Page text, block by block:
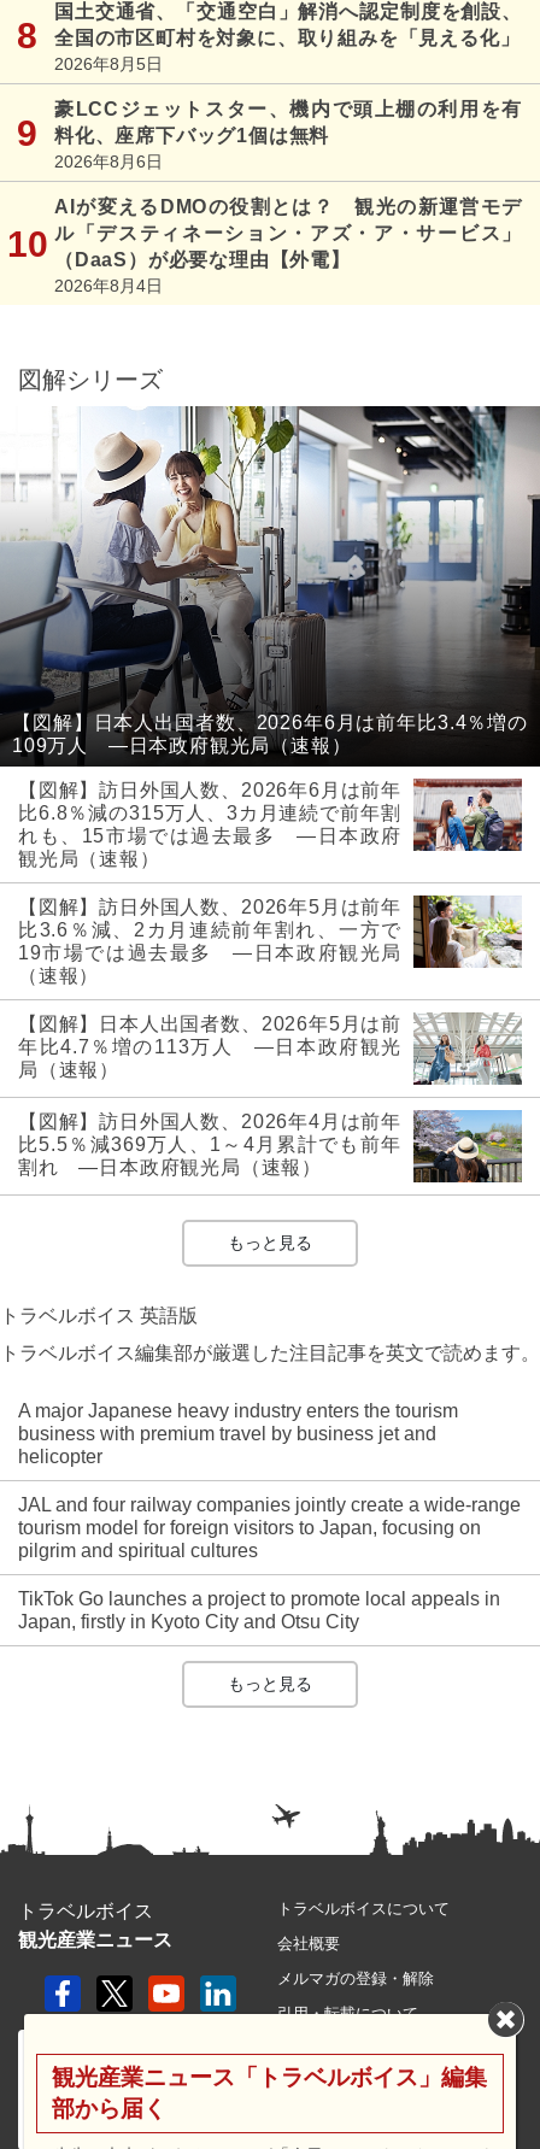
国土交通省、「交通空白」解消へ認定制度を創設、
全国の市区町村を対象に、取り組みを「見える化」
2026年8月5日
豪LCCジェットスター、機内で頭上棚の利用を有
料化、座席下バッグ1個は無料
2026年8月6日
AIが変えるDMOの役割とは？ 観光の新運営モデ
ル「デスティネーション・アズ・ア・サービス」
（DaaS）が必要な理由【外電】
2026年8月4日
図解シリーズ
【図解】日本人出国者数、2026年6月は前年比3.4％増の
109万人 ―日本政府観光局（速報）
【図解】訪日外国人数、2026年6月は前年
比6.8％減の315万人、3カ月連続で前年割
れも、15市場では過去最多 ―日本政府
観光局（速報）
【図解】訪日外国人数、2026年5月は前年
比3.6％減、2カ月連続前年割れ、一方で
19市場では過去最多 ―日本政府観光局
（速報）
【図解】日本人出国者数、2026年5月は前
年比4.7％増の113万人 ―日本政府観光
局（速報）
【図解】訪日外国人数、2026年4月は前年
比5.5％減369万人、1～4月累計でも前年
割れ ―日本政府観光局（速報）
もっと見る
トラベルボイス 英語版
トラベルボイス編集部が厳選した注目記事を英文で読めます。
A major Japanese heavy industry enters the tourism
business with premium travel by business jet and
helicopter
JAL and four railway companies jointly create a wide-range
tourism model for foreign visitors to Japan, focusing on
pilgrim and spiritual cultures
TikTok Go launches a project to promote local appeals in
Japan, firstly in Kyoto City and Otsu City
もっと見る
トラベルボイス
観光産業ニュース
トラベルボイスについて
会社概要
メルマガの登録・解除
引用・転載について
利用規約
観光産業ニュース「トラベルボイス」編集
部から届く